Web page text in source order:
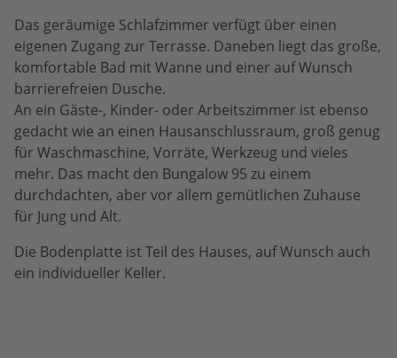
Das geräumige Schlafzimmer verfügt über einen
eigenen Zugang zur Terrasse. Daneben liegt das große,
komfortable Bad mit Wanne und einer auf Wunsch
barrierefreien Dusche.
An ein Gäste-, Kinder- oder Arbeitszimmer ist ebenso
gedacht wie an einen Hausanschlussraum, groß genug
für Waschmaschine, Vorräte, Werkzeug und vieles
mehr. Das macht den Bungalow 95 zu einem
durchdachten, aber vor allem gemütlichen Zuhause
für Jung und Alt.
Die Bodenplatte ist Teil des Hauses, auf Wunsch auch
ein individueller Keller.